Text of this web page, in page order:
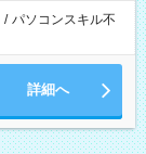
/ パソコンスキル不
詳細へ